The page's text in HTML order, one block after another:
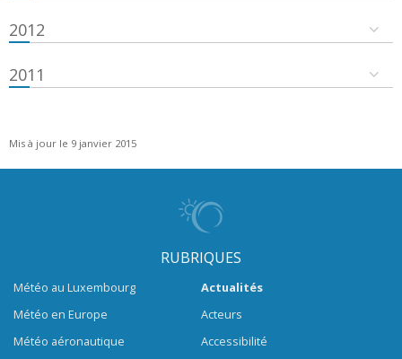
2012
2011
Mis à jour le 9 janvier 2015
RUBRIQUES
Météo au Luxembourg
Météo en Europe
Météo aéronautique
Actualités
Acteurs
Accessibilité